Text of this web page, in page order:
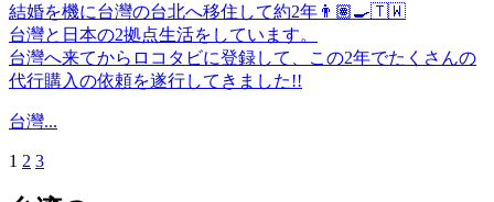
結婚を機に台灣の台北へ移住して約2年👨🏽‍🍳🇹🇼
台灣と日本の2拠点生活をしています。
台灣へ来てからロコタビに登録して、この2年でたくさんの
代行購入の依頼を遂行してきました!!
台灣...
1 2 3